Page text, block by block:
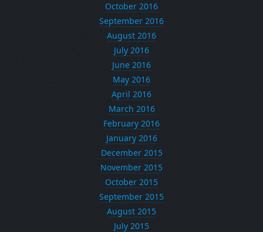
October 2016
September 2016
August 2016
July 2016
June 2016
May 2016
April 2016
March 2016
February 2016
January 2016
December 2015
November 2015
October 2015
September 2015
August 2015
July 2015